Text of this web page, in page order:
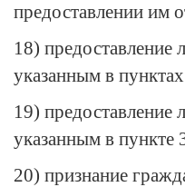
предоставлении им
18) предоставление
указанным в
19) предоставление
указанным в пункте
20) признание